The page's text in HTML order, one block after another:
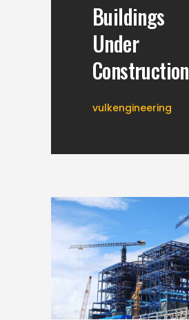
Buildings
Under
Construction
vulkengineering